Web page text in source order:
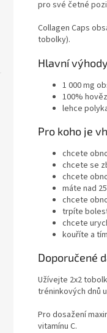
pro své četné
Collagen Caps
tobolky).
Hlavní výhody
1 000 mg
100%
lehce
Pro koho je
chcete
chcete se
chcete
máte nad
chcete
trpíte
chcete
kouříte a
Doporučené
Užívejte 2x2
tréninkových dnů
Pro dosažení
vitamínu C.